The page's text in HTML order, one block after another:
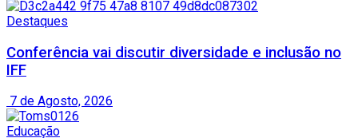
Destaques
Conferência vai discutir diversidade e inclusão no
IFF
7 de Agosto, 2026
Educação